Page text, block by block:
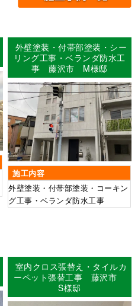
外壁塗装・付帯部塗装・シー
リング工事・ベランダ防水工
事 藤沢市 M様邸
施工内容
外壁塗装・付帯部塗装・コーキン
グ工事・ベランダ防水工事
室内クロス張替え・タイルカ
ーペット張替工事 藤沢市
S様邸